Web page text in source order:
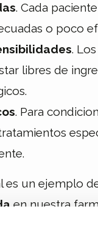
. Cada
o poco
.
libres de
. Para
es un ejemplo
en nuestra